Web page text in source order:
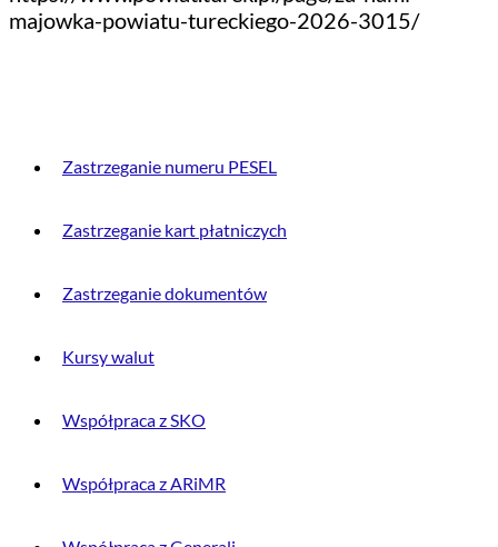
majowka-powiatu-tureckiego-2026-3015/
Zastrzeganie numeru PESEL
Zastrzeganie kart płatniczych
Zastrzeganie dokumentów
Kursy walut
Współpraca z SKO
Współpraca z ARiMR